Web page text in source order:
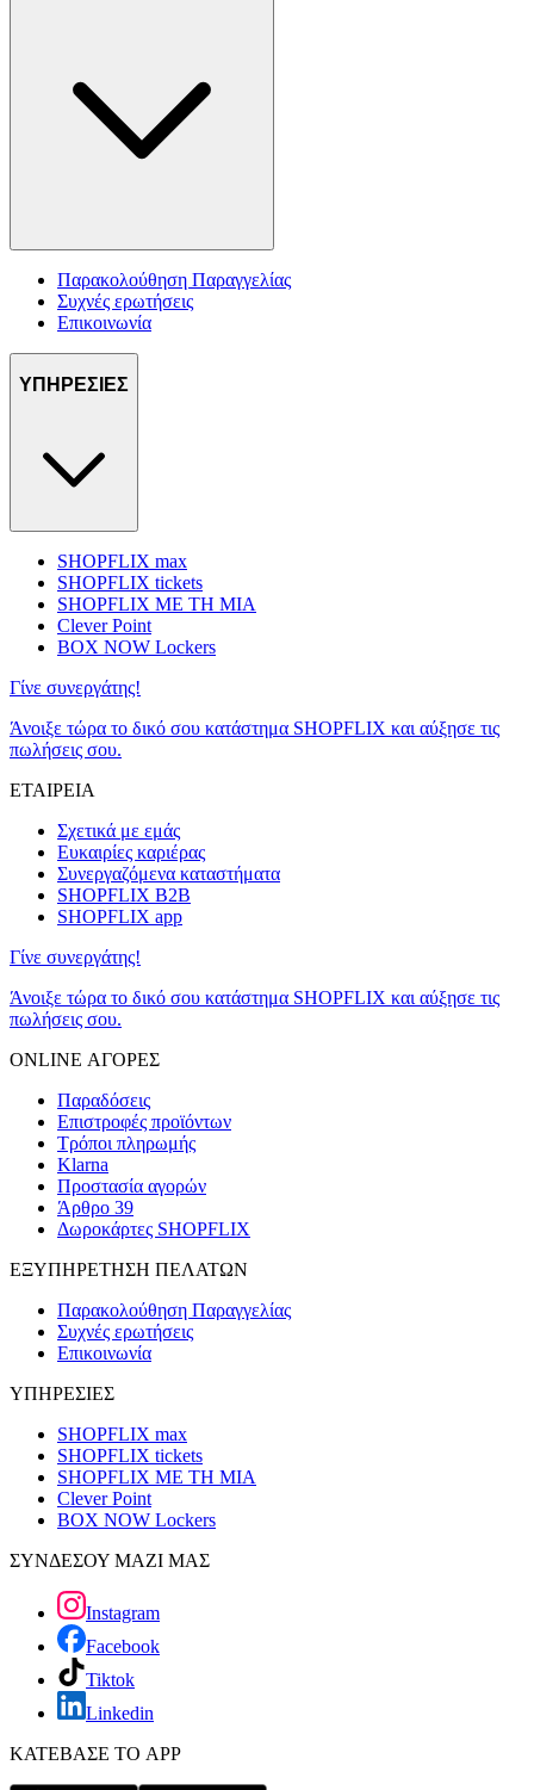
Παρακολούθηση Παραγγελίας
Συχνές ερωτήσεις
Επικοινωνία
ΥΠΗΡΕΣΙΕΣ
SHOPFLIX max
SHOPFLIX tickets
SHOPFLIX ΜΕ ΤΗ ΜΙΑ
Clever Point
BOX NOW Lockers
Γίνε συνεργάτης!
Άνοιξε τώρα το δικό σου κατάστημα SHOPFLIX και αύξησε τις
πωλήσεις σου.
ΕΤΑΙΡΕΙΑ
Σχετικά με εμάς
Ευκαιρίες καριέρας
Συνεργαζόμενα καταστήματα
SHOPFLIX B2B
SHOPFLIX app
Γίνε συνεργάτης!
Άνοιξε τώρα το δικό σου κατάστημα SHOPFLIX και αύξησε τις
πωλήσεις σου.
ONLINE ΑΓΟΡΕΣ
Παραδόσεις
Επιστροφές προϊόντων
Τρόποι πληρωμής
Klarna
Προστασία αγορών
Άρθρο 39
Δωροκάρτες SHOPFLIX
ΕΞΥΠΗΡΕΤΗΣΗ ΠΕΛΑΤΩΝ
Παρακολούθηση Παραγγελίας
Συχνές ερωτήσεις
Επικοινωνία
ΥΠΗΡΕΣΙΕΣ
SHOPFLIX max
SHOPFLIX tickets
SHOPFLIX ΜΕ ΤΗ ΜΙΑ
Clever Point
BOX NOW Lockers
ΣΥΝΔΕΣΟΥ ΜΑΖΙ ΜΑΣ
Instagram
Facebook
Tiktok
Linkedin
ΚΑΤΕΒΑΣΕ ΤΟ APP